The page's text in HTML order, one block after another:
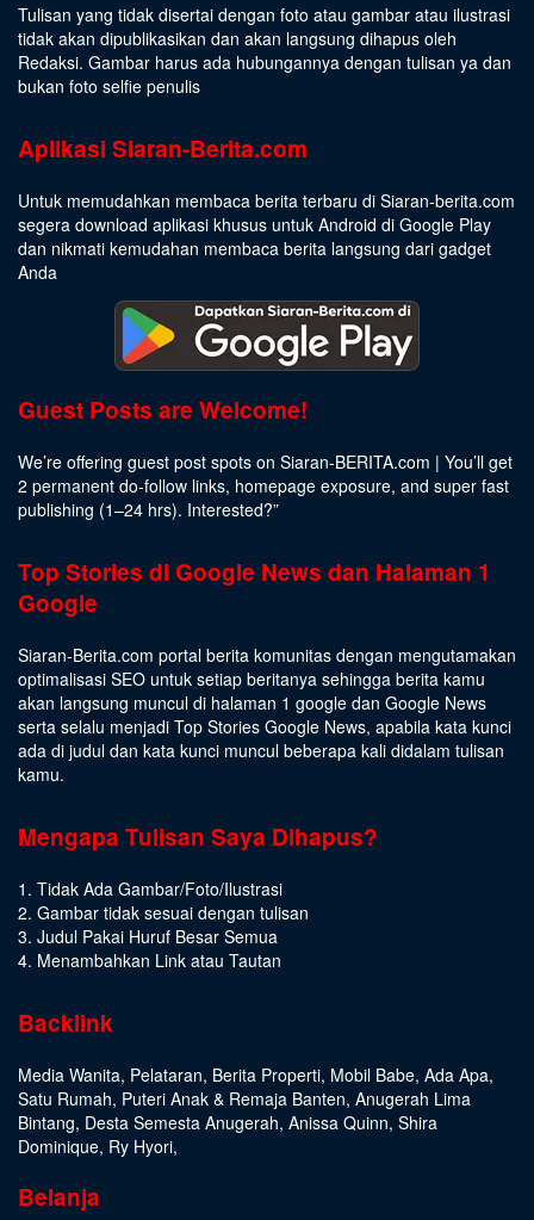
Tulisan yang tidak disertai dengan foto atau gambar atau ilustrasi
tidak akan dipublikasikan dan akan langsung dihapus oleh
Redaksi. Gambar harus ada hubungannya dengan tulisan ya dan
bukan foto selfie penulis
Aplikasi Siaran-Berita.com
Untuk memudahkan membaca berita terbaru di Siaran-berita.com
segera download aplikasi khusus untuk Android di Google Play
dan nikmati kemudahan membaca berita langsung dari gadget
Anda
Guest Posts are Welcome!
We’re offering guest post spots on Siaran-BERITA.com | You’ll get
2 permanent do-follow links, homepage exposure, and super fast
publishing (1–24 hrs). Interested?”
Top Stories di Google News dan Halaman 1
Google
Siaran-Berita.com portal berita komunitas dengan mengutamakan
optimalisasi SEO untuk setiap beritanya sehingga berita kamu
akan langsung muncul di halaman 1 google dan Google News
serta selalu menjadi Top Stories Google News, apabila kata kunci
ada di judul dan kata kunci muncul beberapa kali didalam tulisan
kamu.
Mengapa Tulisan Saya Dihapus?
1. Tidak Ada Gambar/Foto/Ilustrasi
2. Gambar tidak sesuai dengan tulisan
3. Judul Pakai Huruf Besar Semua
4. Menambahkan Link atau Tautan
Backlink
Media Wanita, Pelataran, Berita Properti, Mobil Babe, Ada Apa,
Satu Rumah, Puteri Anak & Remaja Banten, Anugerah Lima
Bintang, Desta Semesta Anugerah, Anissa Quinn, Shira
Dominique, Ry Hyori,
Belanja